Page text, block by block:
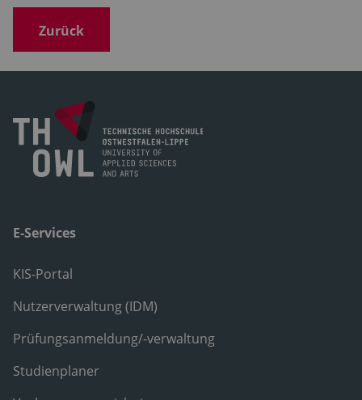
Zurück
E-Services
KIS-Portal
Nutzerverwaltung (IDM)
Prüfungsanmeldung/-verwaltung
Studienplaner